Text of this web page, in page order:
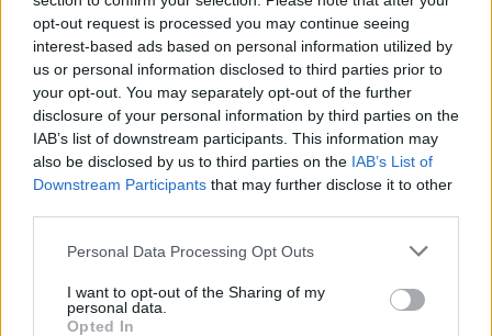
opt-out request is processed you may continue seeing
interest-based ads based on personal information utilized by
us or personal information disclosed to third parties prior to
your opt-out. You may separately opt-out of the further
disclosure of your personal information by third parties on the
IAB’s list of downstream participants. This information may
also be disclosed by us to third parties on the IAB’s List of
Downstream Participants that may further disclose it to other
Personal Data Processing Opt Outs
I want to opt-out of the Sharing of my
personal data.
Opted In